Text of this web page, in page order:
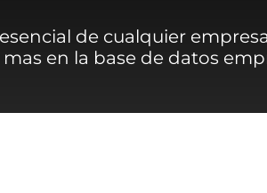
de cualquier
en la base de datos